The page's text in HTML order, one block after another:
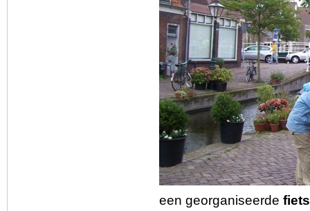
een georganiseerde